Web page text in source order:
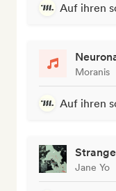
Auf ihren
Moranis
Auf ihren
Jane Yo